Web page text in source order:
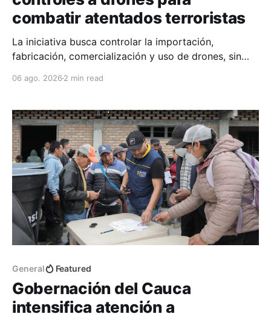
combatir atentados terroristas
La iniciativa busca controlar la importación,
fabricación, comercialización y uso de drones, sin
esta tecnología con fines comerciales o productivos.
06 ago. 2026 2 min read
General Featured
Gobernación del Cauca
intensifica atención a